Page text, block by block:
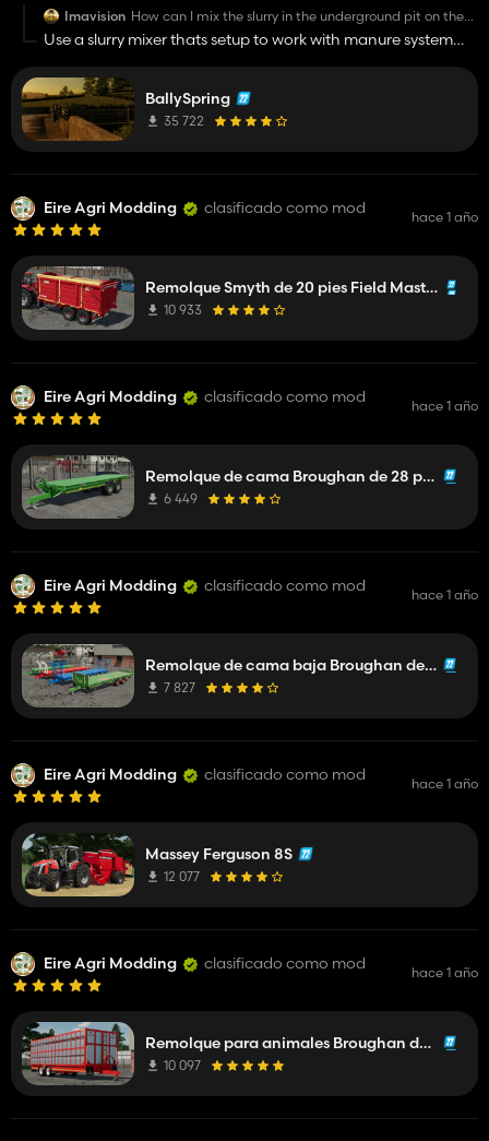
Imavision How can I mix the slurry in the underground pit on the
first farm? I'm using slurry system mod and the slurry
thickness is almost at 100%. I already added water, but
Use a slurry mixer thats setup to work with manure system
BallySpring
35 722
Eire Agri Modding clasificado como mod hace 1 año
Remolque Smyth de 20 pies Field Master para granos/ensilaje
10 933
Eire Agri Modding clasificado como mod hace 1 año
Remolque de cama Broughan de 28 pies de alto
6 449
Eire Agri Modding clasificado como mod hace 1 año
Remolque de cama baja Broughan de 28 pies
7 827
Eire Agri Modding clasificado como mod hace 1 año
Massey Ferguson 8S
12 077
Eire Agri Modding clasificado como mod hace 1 año
Remolque para animales Broughan de 28 pies
10 097